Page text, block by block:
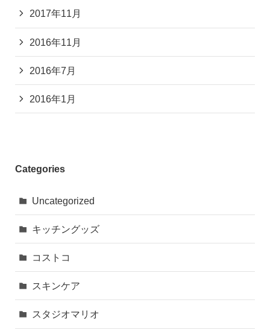
2017年11月
2016年11月
2016年7月
2016年1月
Categories
Uncategorized
キッチングッズ
コストコ
スキンケア
スタジオマリオ